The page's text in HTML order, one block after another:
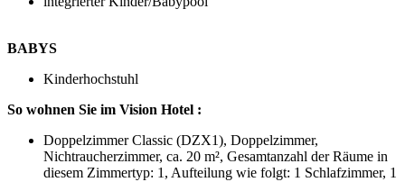
BABYS
Kinderhochstuhl
So wohnen Sie im Vision Hotel :
Doppelzimmer Classic (DZX1), Doppelzimmer,
Nichtraucherzimmer, ca. 20 m², Gesamtanzahl der Räume in
diesem Zimmertyp: 1, Aufteilung wie folgt: 1 Schlafzimmer, 1